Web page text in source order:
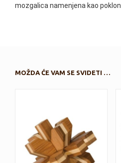
mozgalica namenjena kao poklon
MOŽDA ĆE VAM SE SVIDETI …